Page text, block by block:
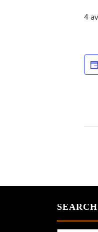
4
SEARCH